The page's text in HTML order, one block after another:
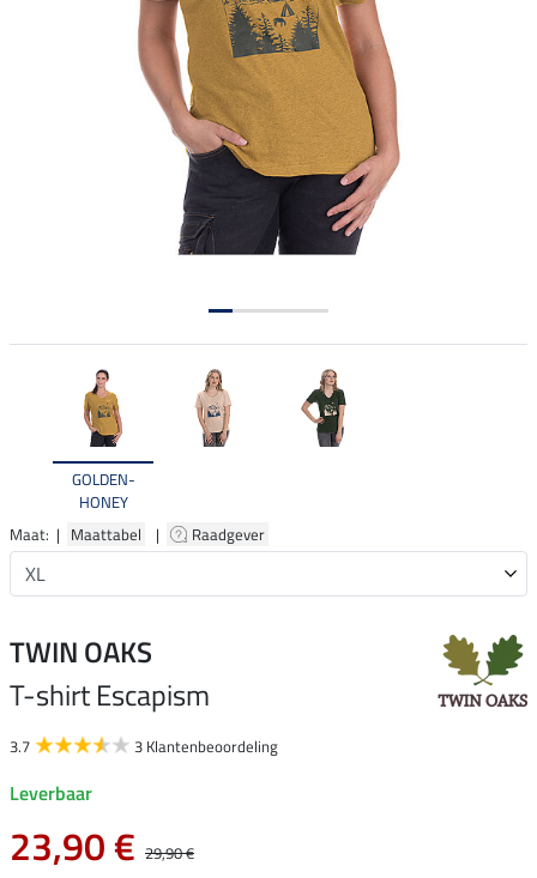
GOLDEN-
HONEY
Maat: | Maattabel | Raadgever
TWIN OAKS
T-shirt Escapism
3.7 3 Klantenbeoordeling
Leverbaar
23,90 € 29,90 €